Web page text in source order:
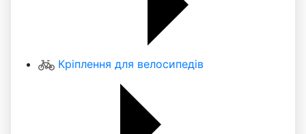
Кріплення для велосипедів